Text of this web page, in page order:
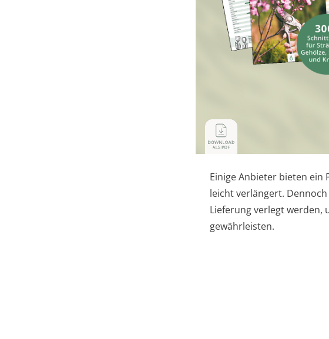
Einige Anbieter bieten ein
leicht verlängert.
Lieferung verlegt werden,
gewährleisten.